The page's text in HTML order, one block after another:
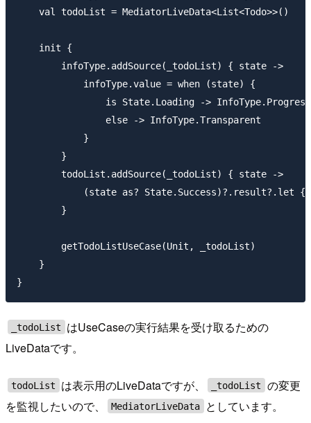
    val todoList = MediatorLiveData<List<Todo>>()
    init {
        infoType.addSource(_todoList) { state ->
            infoType.value = when (state) {
                is State.Loading -> InfoType.Progress
                else -> InfoType.Transparent
            }
        }
        todoList.addSource(_todoList) { state ->
(state as? State.Success)?.result?.let {
        }
        getTodoListUseCase(Unit, _todoList)
    }
_todoList
はUseCaseの実行結果を受け取るための
LiveDataです。
todoList は表示用のLiveDataですが、 _todoList
の変更
を監視したいので、
MediatorLiveData としています。